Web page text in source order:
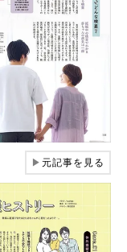
▶元記事を見る